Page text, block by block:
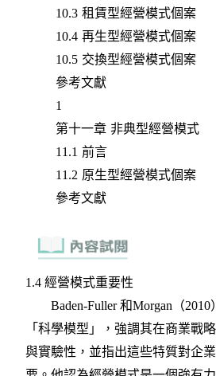
10.3 租賃型經營模式個案
10.4 再生型經營模式個案
10.5 交換型經營模式個案
參考文獻
1
第十一章 非典型經營模式
11.1 前言
11.2 原生型經營模式個案
參考文獻